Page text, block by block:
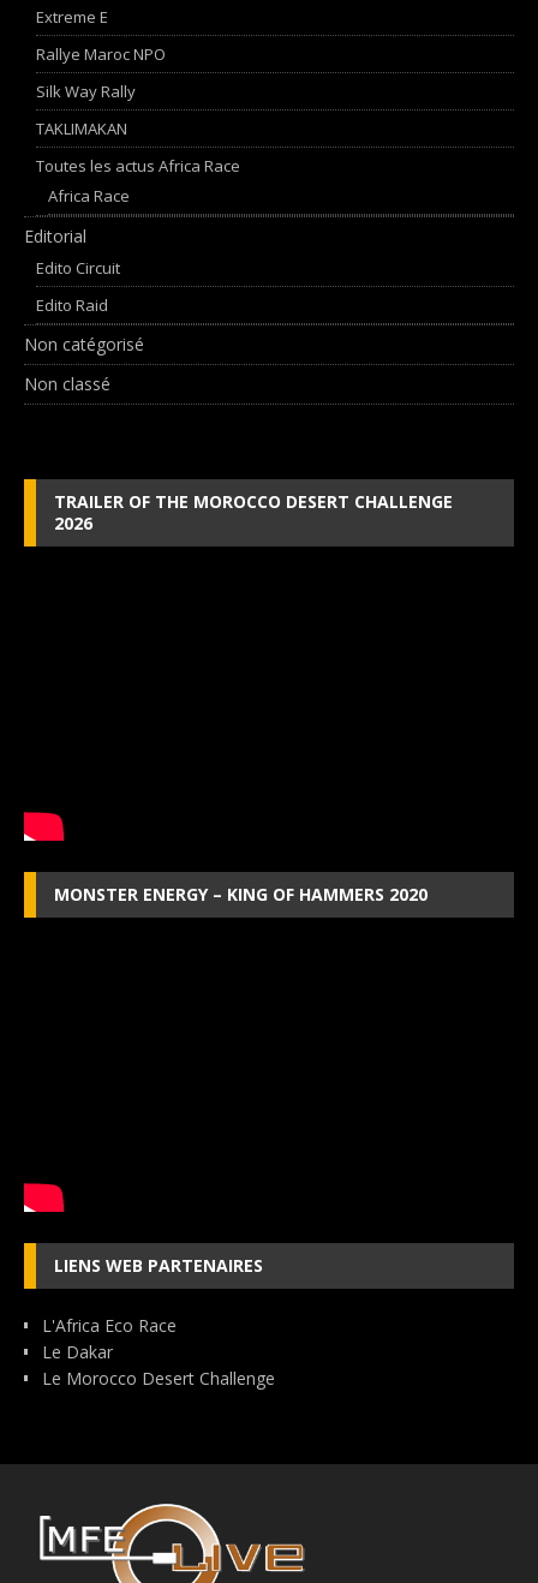
Extreme E
Rallye Maroc NPO
Silk Way Rally
TAKLIMAKAN
Toutes les actus Africa Race
Africa Race
Editorial
Edito Circuit
Edito Raid
Non catégorisé
Non classé
TRAILER OF THE MOROCCO DESERT CHALLENGE
2026
MONSTER ENERGY – KING OF HAMMERS 2020
LIENS WEB PARTENAIRES
L'Africa Eco Race
Le Dakar
Le Morocco Desert Challenge